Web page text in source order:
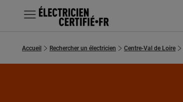
MENU
Chercher un électricien
Accueil Rechercher un électricien Centre-Val de Loire